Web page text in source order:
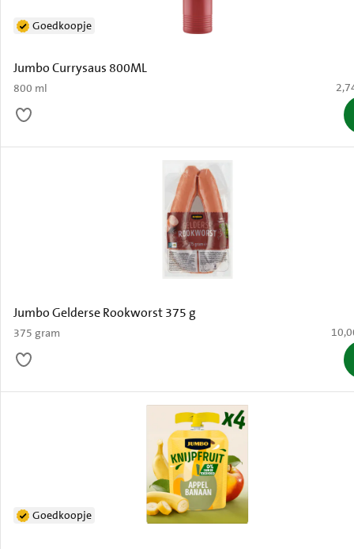
Jumbo Currysaus 800ML
800 ml
Goedkoopje
€
Jumbo Gelderse Rookworst 375 g
375 gram €
Goedkoopje